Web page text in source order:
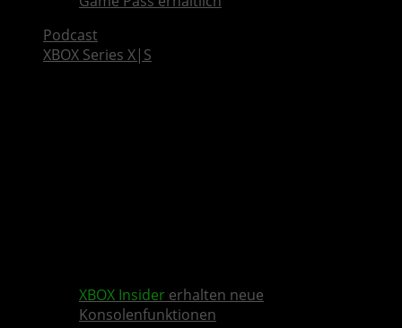
Podcast
XBOX Series X|S
XBOX Insider erhalten neue
Konsolenfunktionen